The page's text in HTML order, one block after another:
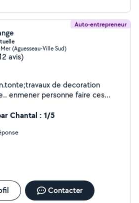
Auto-entrepreneur
(Aguesseau-Ville Sud)
avis)
de decoration
enmener personne faire ces
Chantal : 1/5
Contacter